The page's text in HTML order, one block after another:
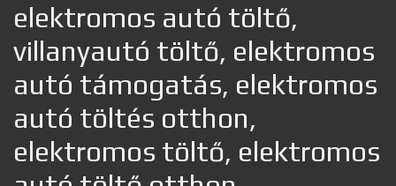
elektromos autó töltő,
villanyautó töltő, elektromos
autó támogatás, elektromos
autó töltés otthon,
elektromos töltő, elektromos